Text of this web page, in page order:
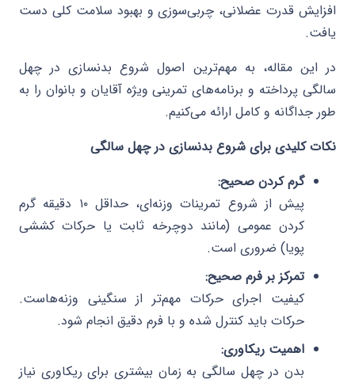
افزایش قدرت عضلانی، چربی‌سوزی و بهبود سلامت کلی دست
یافت.
در این مقاله، به مهم‌ترین اصول شروع بدنسازی در چهل
سالگی پرداخته و برنامه‌های تمرینی ویژه آقایان و بانوان را به
طور جداگانه و کامل ارائه می‌کنیم.
نکات کلیدی برای شروع بدنسازی در چهل سالگی
گرم کردن صحیح:
پیش از شروع تمرینات وزنه‌ای، حداقل ۱۰ دقیقه گرم
کردن عمومی (مانند دوچرخه ثابت یا حرکات کششی
پویا) ضروری است.
تمرکز بر فرم صحیح:
کیفیت اجرای حرکات مهم‌تر از سنگینی وزنه‌هاست.
حرکات باید کنترل شده و با فرم دقیق انجام شود.
اهمیت ریکاوری:
بدن در چهل سالگی به زمان بیشتری برای ریکاوری نیاز